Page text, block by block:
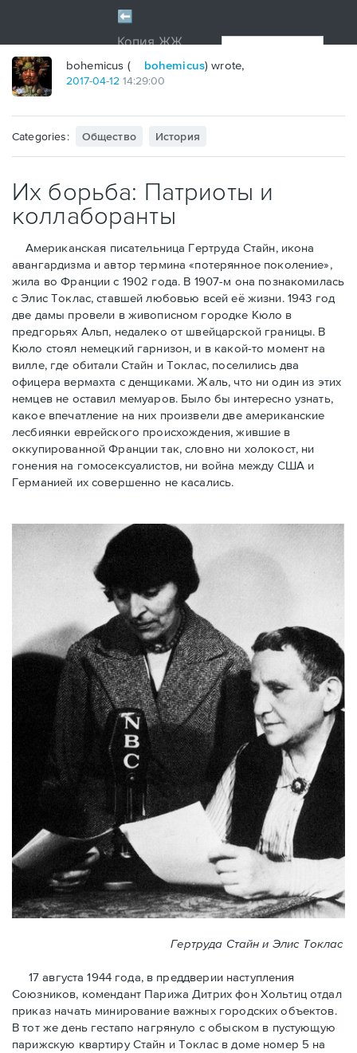
bohemicus ( bohemicus) wrote,
2017-04-12 14:29:00
Categories: Общество История
Их борьба: Патриоты и
коллаборанты
Американская писательница Гертруда Стайн, икона
авангардизма и автор термина «потерянное поколение»,
жила во Франции с 1902 года. В 1907-м она познакомилась
с Элис Токлас, ставшей любовью всей её жизни. 1943 год
две дамы провели в живописном городке Кюло в
предгорьях Альп, недалеко от швейцарской границы. В
Кюло стоял немецкий гарнизон, и в какой-то момент на
вилле, где обитали Стайн и Токлас, поселились два
офицера вермахта с денщиками. Жаль, что ни один из этих
немцев не оставил мемуаров. Было бы интересно узнать,
какое впечатление на них произвели две американские
лесбиянки еврейского происхождения, жившие в
оккупированной Франции так, словно ни холокост, ни
гонения на гомосексуалистов, ни война между США и
Германией их совершенно не касались.
Гертруда Стайн и Элис Токлас
17 августа 1944 года, в преддверии наступления
Союзников, комендант Парижа Дитрих фон Хольтиц отдал
приказ начать минирование важных городских объектов.
В тот же день гестапо нагрянуло с обыском в пустующую
парижскую квартиру Стайн и Токлaс в домe номер 5 на